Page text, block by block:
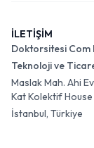
İLETİŞİM
Doktorsitesi Com
Teknoloji ve
Maslak Mah. Ahi
Kat Kolektif House
İstanbul, Türkiye